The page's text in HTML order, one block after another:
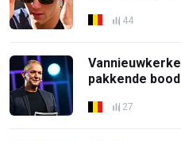
44
pakkende
27